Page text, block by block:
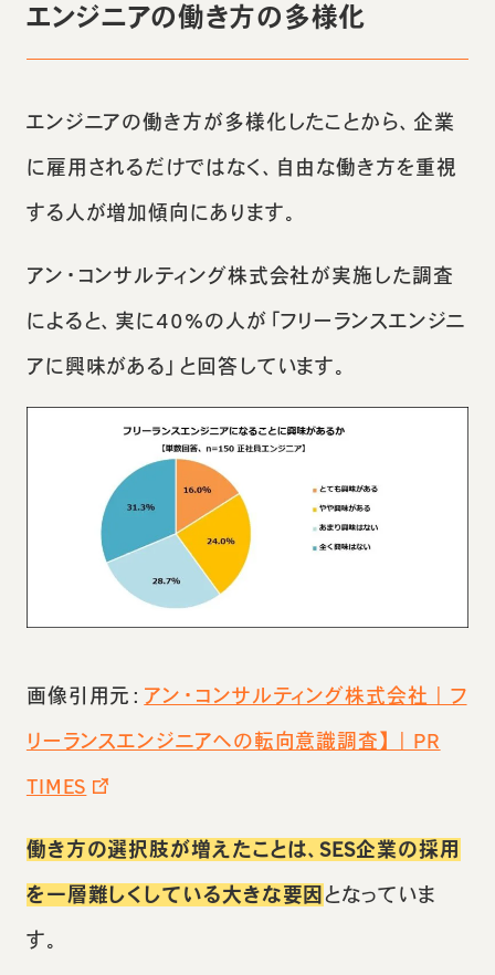
エンジニアの働き方の多様化
エンジニアの働き方が多様化したことから、企業
に雇用されるだけではなく、自由な働き方を重視
する人が増加傾向にあります。
アン・コンサルティング株式会社が実施した調査
によると、実に40%の人が「フリーランスエンジニ
アに興味がある」と回答しています。
画像引用元： アン・コンサルティング株式会社｜フ
リーランスエンジニアへの転向意識調査】｜PR
TIMES
働き方の選択肢が増えたことは、SES企業の採用
を一層難しくしている大きな要因 となっていま
す。